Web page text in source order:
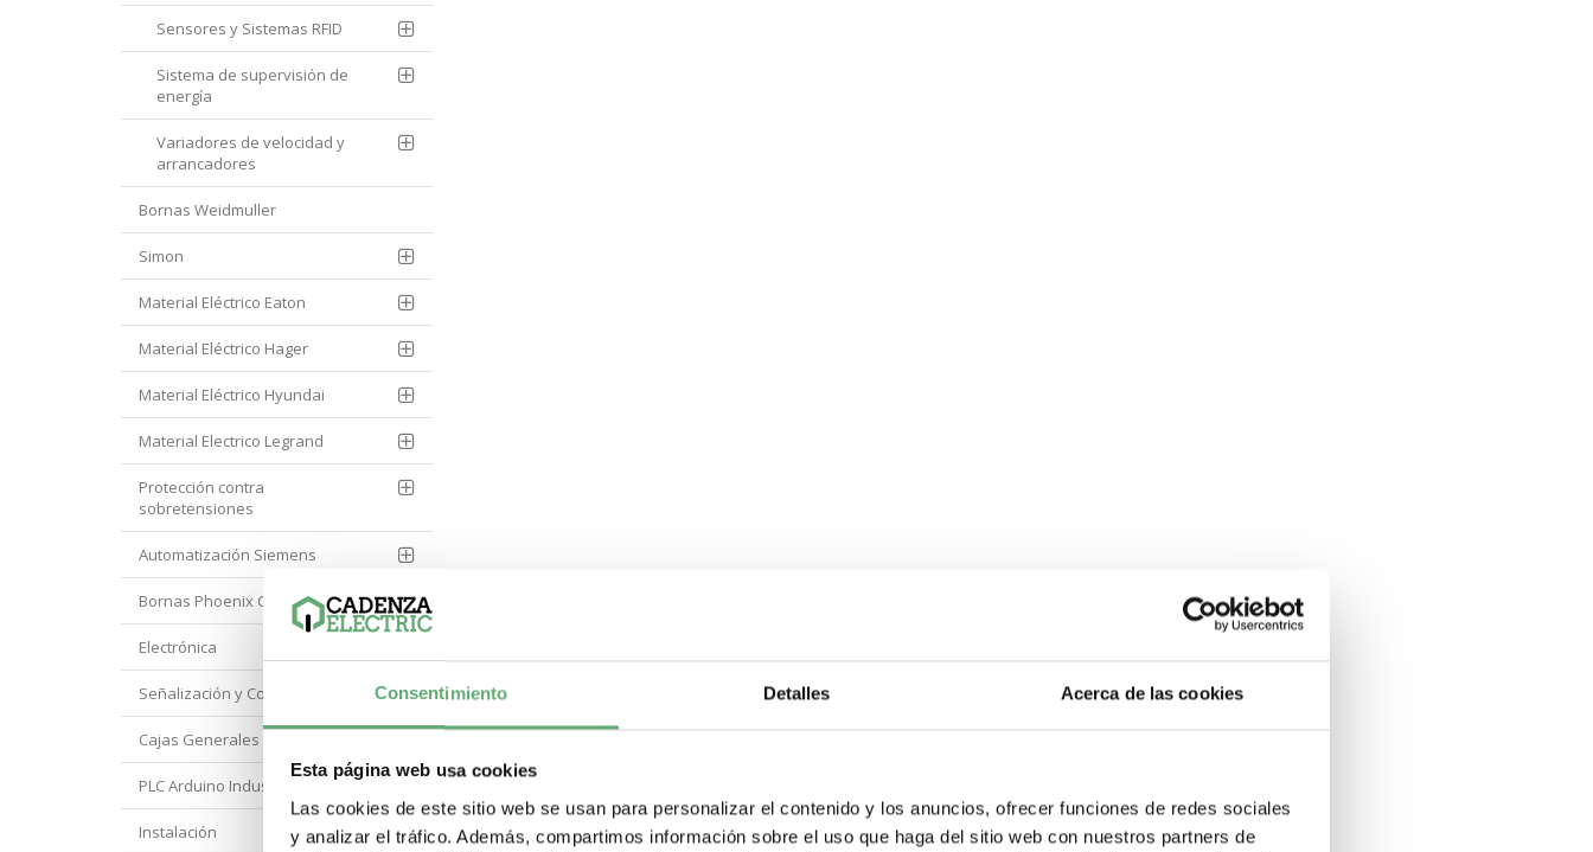
Consentimiento Detalles Acerca de las cookies
Esta página web usa cookies
Las cookies de este sitio web se usan para personalizar el contenido y los anuncios, ofrecer funciones de redes sociales
y analizar el tráfico. Además, compartimos información sobre el uso que haga del sitio web con nuestros partners de
Sensores y Sistemas RFID
Sistema de supervisión de
energía
Variadores de velocidad y
arrancadores
Bornas Weidmuller
Simon
Material Eléctrico Eaton
Material Eléctrico Hager
Material Eléctrico Hyundai
Material Electrico Legrand
Protección contra
sobretensiones
Automatización Siemens
Bornas Phoenix Contact
Electrónica
Señalización y Control Orbis
Cajas Generales Proteccion
PLC Arduino Industrial
Instalación